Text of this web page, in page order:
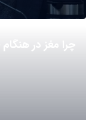
چرا مغز در